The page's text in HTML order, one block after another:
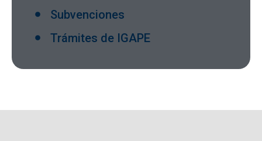
Subvenciones
Trámites de IGAPE